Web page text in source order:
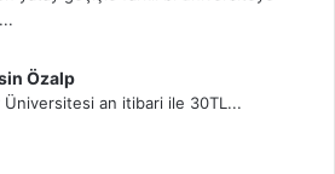
Özalp
Üniversitesi an itibari ile 30TL...